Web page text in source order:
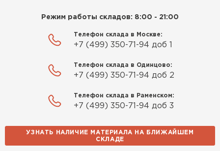
Режим работы складов: 8:00 - 21:00
Телефон склада в Москве:
+7 (499) 350-71-94 доб 1
Телефон склада в Одинцово:
+7 (499) 350-71-94 доб 2
Телефон склада в Раменском:
+7 (499) 350-71-94 доб 3
УЗНАТЬ НАЛИЧИЕ МАТЕРИАЛА НА БЛИЖАЙШЕМ
СКЛАДЕ